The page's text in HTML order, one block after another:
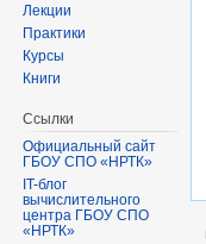
Лекции
Практики
Курсы
Книги
Ссылки
Официальный сайт
ГБОУ СПО «НРТК»
IT-блог
вычислительного
центра ГБОУ СПО
«НРТК»